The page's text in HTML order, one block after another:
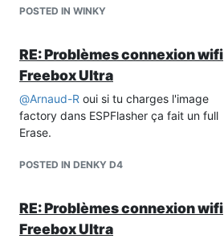
la WEB UI) parfois ça repartait d'autre il
exemple)
Je suis assez persuadé que le soucis
était lié a la serial (auto-detecttion peut
être ou un débordement dans le temps)
Et coincidence ou pas, sur le Denky D4
aussi mais ça c'est corrigé c'était du à
décidé de ne plus activer la detection
auto du mode TIC (histo ou Standard)
POSTED IN WINKY
RE: Problèmes connexion wifi
Freebox Ultra
@Arnaud-R oui si tu charges l'image
factory dans ESPFlasher ça fait un full
Erase.
POSTED IN DENKY D4
RE: Problèmes connexion wifi
Freebox Ultra